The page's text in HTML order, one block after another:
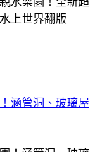
涵管洞、玻璃屋